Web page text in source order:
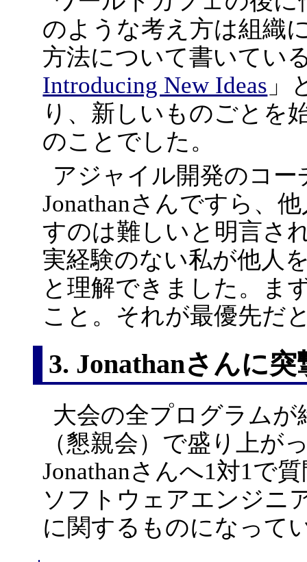
のような考え方は組織
方法について書いてい
Introducing New Ideas 」
り、新しいものごとを
のことでした。
アジャイル開発のコ
Jonathanさんですら、
すのは難しいと明言さ
実経験のない私が他人
と理解できました。ま
こと。それが最優先だ
3. Jonathanさんに
大会の全プログラム
（懇親会）で盛り上が
Jonathanさんへ1対1で
ソフトウェアエンジニ
に関するものになって